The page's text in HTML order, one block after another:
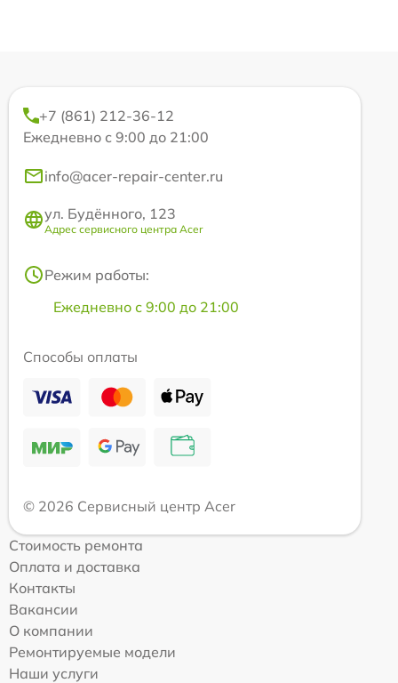
+7 (861) 212-36-12
Ежедневно с 9:00 до 21:00
info@acer-repair-center.ru
ул. Будённого, 123
Адрес сервисного центра Acer
Режим работы:
Ежедневно с 9:00 до 21:00
Способы оплаты
© 2026 Сервисный центр Acer
Стоимость ремонта
Оплата и доставка
Контакты
Вакансии
О компании
Ремонтируемые модели
Наши услуги